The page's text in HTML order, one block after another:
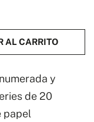
AL CARRITO
y
de 20
papel